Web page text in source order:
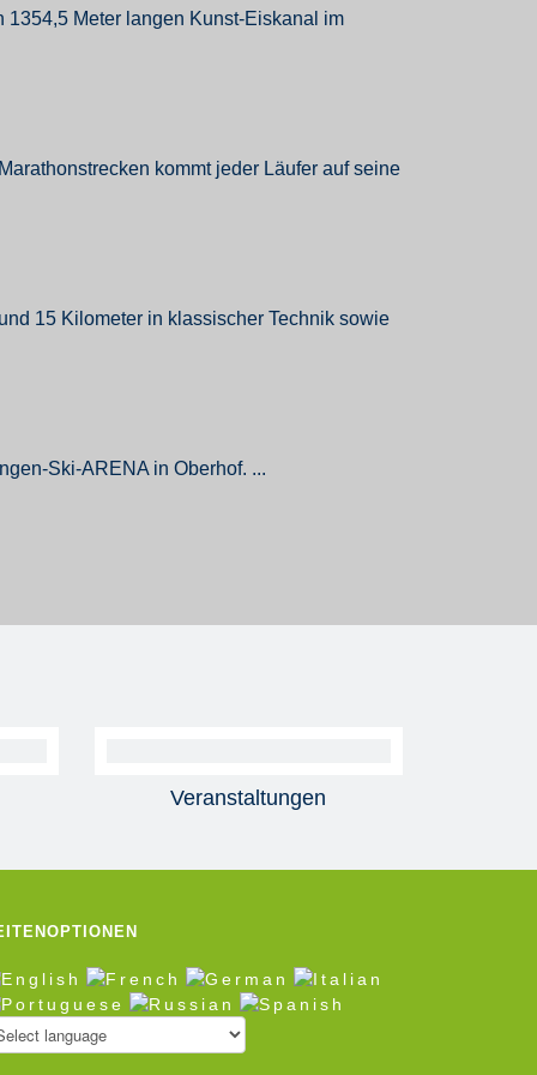
Meter langen Kunst-Eiskanal im
kommt jeder Läufer auf seine
15 Kilometer in klassischer Technik sowie
Ski-ARENA in Oberhof. ...
Veranstaltungen